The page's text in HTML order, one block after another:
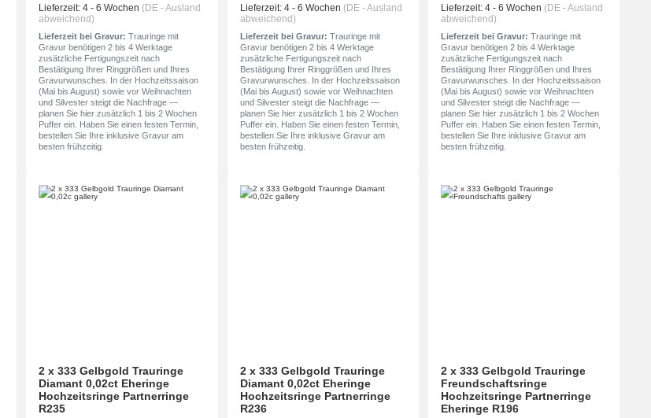
Lieferzeit: 4 - 6 Wochen (DE - Ausland
abweichend)
Lieferzeit bei Gravur: Trauringe mit
Gravur benötigen 2 bis 4 Werktage
zusätzliche Fertigungszeit nach
Bestätigung Ihrer Ringgrößen und Ihres
Gravurwunsches. In der Hochzeitssaison
(Mai bis August) sowie vor Weihnachten
und Silvester steigt die Nachfrage —
planen Sie hier zusätzlich 1 bis 2 Wochen
Puffer ein. Haben Sie einen festen Termin,
bestellen Sie Ihre inklusive Gravur am
besten frühzeitig.
Lieferzeit: 4 - 6 Wochen (DE - Ausland
abweichend)
Lieferzeit bei Gravur: Trauringe mit
Gravur benötigen 2 bis 4 Werktage
zusätzliche Fertigungszeit nach
Bestätigung Ihrer Ringgrößen und Ihres
Gravurwunsches. In der Hochzeitssaison
(Mai bis August) sowie vor Weihnachten
und Silvester steigt die Nachfrage —
planen Sie hier zusätzlich 1 bis 2 Wochen
Puffer ein. Haben Sie einen festen Termin,
bestellen Sie Ihre inklusive Gravur am
besten frühzeitig.
Lieferzeit: 4 - 6 Wochen (DE - Ausland
abweichend)
Lieferzeit bei Gravur: Trauringe mit
Gravur benötigen 2 bis 4 Werktage
zusätzliche Fertigungszeit nach
Bestätigung Ihrer Ringgrößen und Ihres
Gravurwunsches. In der Hochzeitssaison
(Mai bis August) sowie vor Weihnachten
und Silvester steigt die Nachfrage —
planen Sie hier zusätzlich 1 bis 2 Wochen
Puffer ein. Haben Sie einen festen Termin,
bestellen Sie Ihre inklusive Gravur am
besten frühzeitig.
2 x 333 Gelbgold Trauringe
Diamant 0,02ct Eheringe
Hochzeitsringe Partnerringe
R235
2 x 333 Gelbgold Trauringe
Diamant 0,02ct Eheringe
Hochzeitsringe Partnerringe
R236
2 x 333 Gelbgold Trauringe
Freundschaftsringe
Hochzeitsringe Partnerringe
Eheringe R196